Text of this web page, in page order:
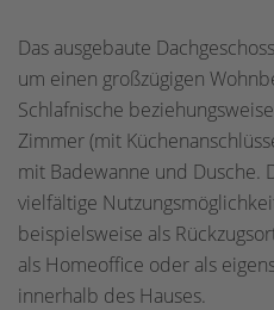
Das ausgebaute
um einen großzügigen
Schlafnische
Zimmer (mit
mit Badewanne und Dusche.
vielfältige
beispielsweise als
als Homeoffice oder als
innerhalb des Hauses.